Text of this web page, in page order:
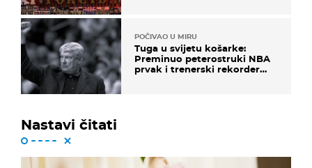
POČIVAO U MIRU
Tuga u svijetu košarke:
Preminuo peterostruki NBA
prvak i trenerski rekorder
Nastavi čitati